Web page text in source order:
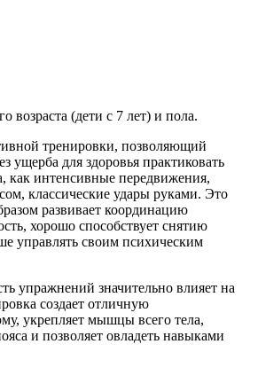
возраста (дети с 7 лет) и пола.
тренировки, позволяющий
ущерба для здоровья практиковать
как интенсивные передвижения,
классические удары руками. Это
развивает координацию
хорошо способствует снятию
управлять своим психическим
упражнений значительно влияет на
создает отличную
укрепляет мышцы всего тела,
и позволяет овладеть навыками